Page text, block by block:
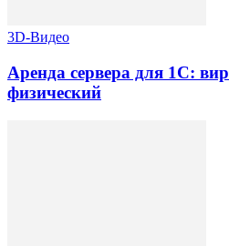
3D-Видео
Аренда сервера для 1С:
физический